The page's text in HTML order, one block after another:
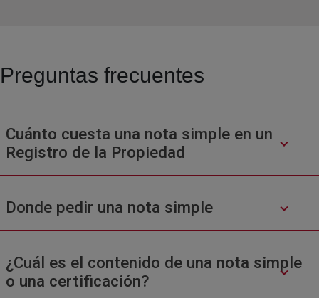
Preguntas frecuentes
Cuánto cuesta una nota simple en un
Registro de la Propiedad
Donde pedir una nota simple
¿Cuál es el contenido de una nota simple
o una certificación?